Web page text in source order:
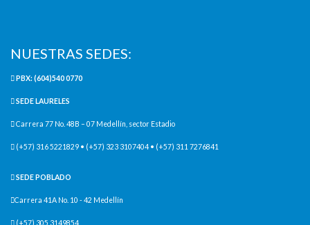
NUESTRAS SEDES:
PBX: (604)540 0770
SEDE LAURELES
Carrera 77 No. 48B – 07 Medellín, sector Estadio
(+57) 316 5221829 • (+57) 323 3107404 • (+57) 311 7276841
SEDE POBLADO
Carrera 41A No. 10 - 42 Medellín
(+57) 305 3149854